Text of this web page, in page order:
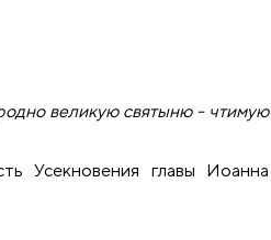
великую святыню - чтимую
Усекновения главы Иоанна